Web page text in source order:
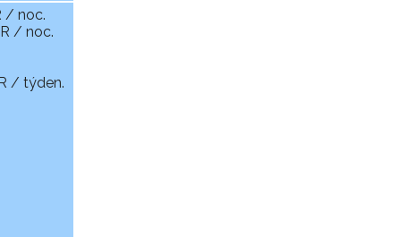
/ noc.
/ noc.
/ týden.